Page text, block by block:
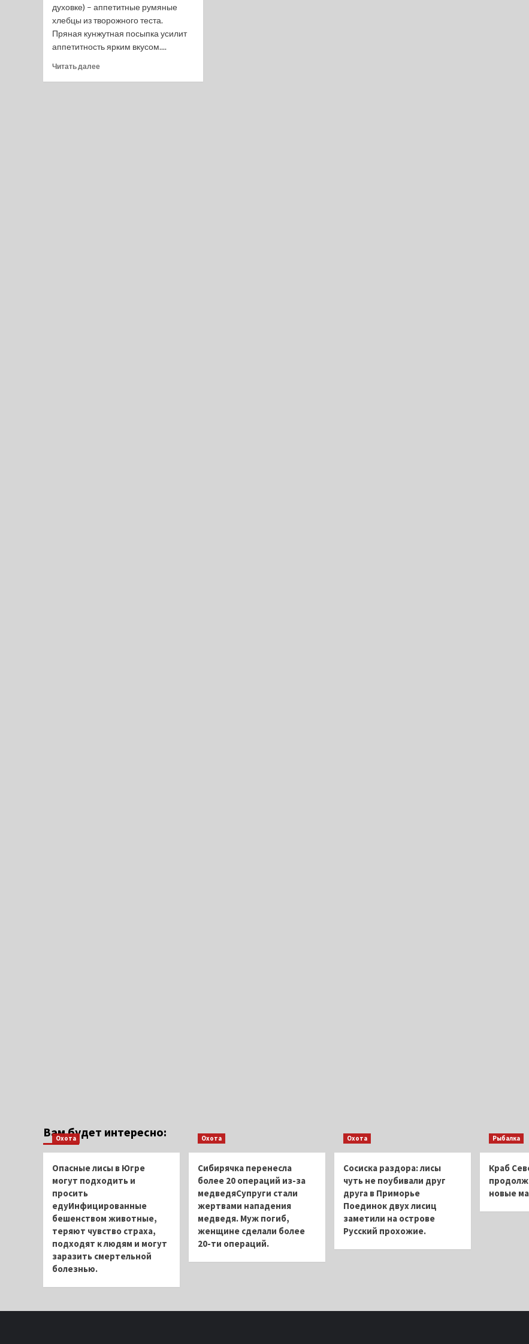
духовке) – аппетитные румяные
хлебцы из творожного теста.
Пряная кунжутная посыпка усилит
аппетитность ярким вкусом....
Читать далееПрочитать
Вам будет интересно:
Охота
Опасные лисы в Югре
могут подходить и
просить
едуИнфицированные
бешенством животные,
теряют чувство страха,
подходят к людям и могут
заразить смертельной
болезнью.
Охота
Сибирячка перенесла
более 20 операций из-за
медведяСупруги стали
жертвами нападения
медведя. Муж погиб,
женщине сделали более
20-ти операций.
Охота
Сосиска раздора: лисы
чуть не поубивали друг
друга в Приморье
Поединок двух лисиц
заметили на острове
Русский прохожие.
Рыбалка
Краб
новые